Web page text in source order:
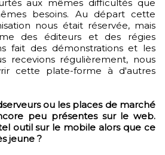
aux mêmes difficultés que
besoins. Au départ cette
nous était réservée, mais
des éditeurs et des régies
fait des démonstrations et les
recevions régulièrement, nous
cette plate-forme à d'autres
ou les places de marché
peu présentes sur le web.
outil sur le mobile alors que ce
jeune ?